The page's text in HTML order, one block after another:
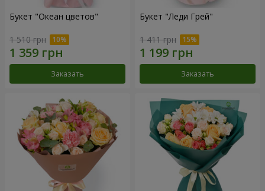
Букет "Океан цветов"
1 510 грн
Заказать
Букет "Леди Грей"
1 411 грн
Заказать